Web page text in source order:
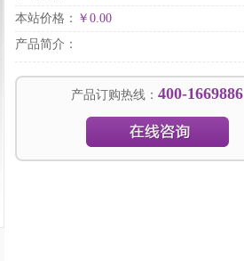
本站价格： ￥0.00
产品简介：
产品订购热线： 400-1669886